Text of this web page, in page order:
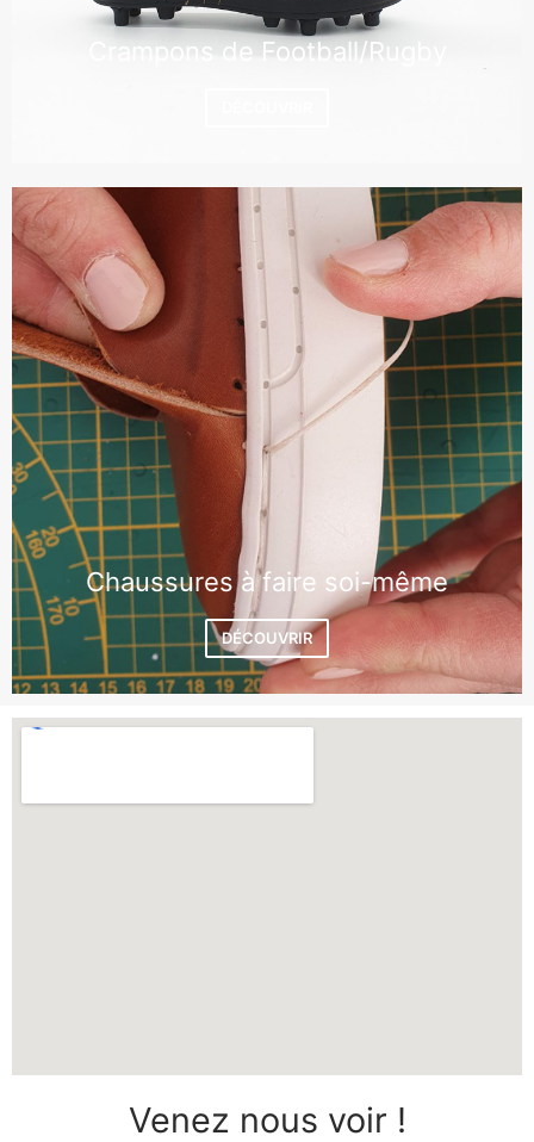
Crampons de Football/Rugby
Chaussures à faire soi-même
DÉCOUVRIR
Venez nous voir !